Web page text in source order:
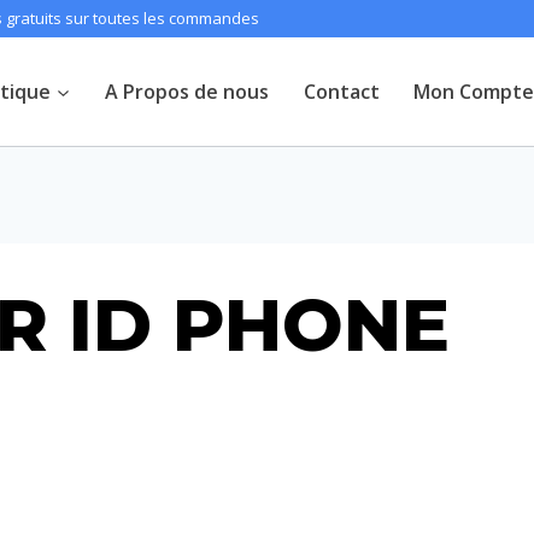
sur toutes les commandes
A Propos de nous Contact Mon Compte
ID PHONE